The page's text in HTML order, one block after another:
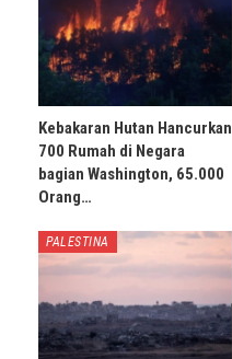
Kebakaran Hutan Hancurkan
700 Rumah di Negara
bagian Washington, 65.000
Orang…
PALESTINA